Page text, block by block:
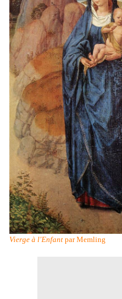
Vierge à l'Enfant par Memling